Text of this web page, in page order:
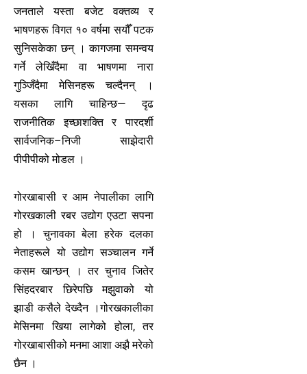
जनताले यस्ता बजेट वक्तव्य र
भाषणहरू विगत १० वर्षमा सयौँ पटक
सुनिसकेका छन् । कागजमा समन्वय
गर्ने लेखिँदैमा वा भाषणमा नारा
गुञ्जिँदैमा मेसिनहरू चल्दैनन् ।
यसका लागि चाहिन्छ— दृढ
राजनीतिक इच्छाशक्ति र पारदर्शी
सार्वजनिक–निजी साझेदारी
पीपीपीको मोडल ।
गोरखाबासी र आम नेपालीका लागि
गोरखकाली रबर उद्योग एउटा सपना
हो । चुनावका बेला हरेक दलका
नेताहरूले यो उद्योग सञ्चालन गर्ने
कसम खान्छन् । तर चुनाव जितेर
सिंहदरबार छिरेपछि मझुवाको यो
झाडी कसैले देख्दैन ।गोरखकालीका
मेसिनमा खिया लागेको होला, तर
गोरखाबासीको मनमा आशा अझै मरेको
छैन ।